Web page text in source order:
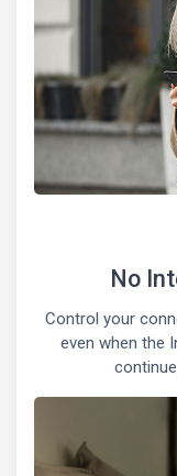
No
Control your
even when the